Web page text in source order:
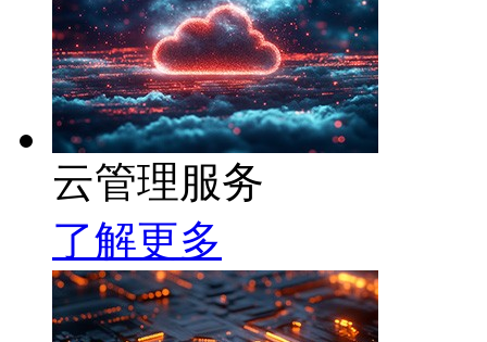
云管理服务
了解更多